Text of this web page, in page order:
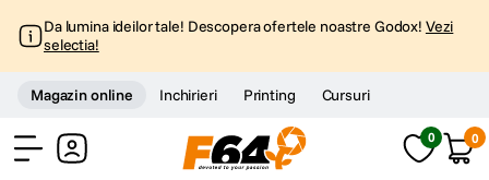
Da lumina ideilor tale! Descopera ofertele noastre Godox! Vezi
selectia!
Magazin online Inchirieri Printing Cursuri
0 0